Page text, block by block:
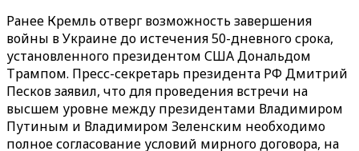
Ранее Кремль отверг возможность завершения
войны в Украине до истечения 50-дневного срока,
установленного президентом США Дональдом
Трампом. Пресс-секретарь президента РФ Дмитрий
Песков заявил, что для проведения встречи на
высшем уровне между президентами Владимиром
Путиным и Владимиром Зеленским необходимо
полное согласование условий мирного договора, на